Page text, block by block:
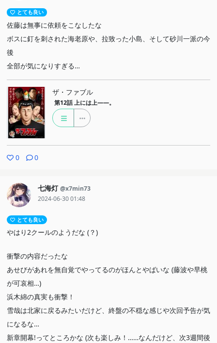
とても良い
佐藤は無事に依頼をこなしたな
ボスに釘を刺された海老原や、拉致った小島、そして砂川一派の今
後
全部が気になりすぎる…
ザ・ファブル
第12話 上には上――。
0 0
七海灯 @x7min73
2024-06-30 01:48
とても良い
やはり2クールのようだな (？)
衝撃の内容だったな
あせびがあれを無自覚でやってるのがほんとやばいな (藤波や早桃
が可哀相…)
浜木綿の真実も衝撃！
雪哉は北家に戻るみたいだけど、終盤の不穏な感じや次回予告が気
になるな…
新章開幕!ってところかな (次も楽しみ！……なんだけど、次3週間後